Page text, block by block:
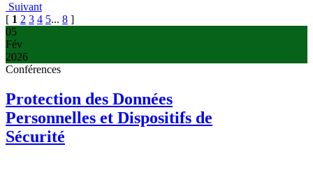
Suivant
[ 1 2 3 4 5... 8 ]
05
Fév
2026
Conférences
Protection des Données
Personnelles et Dispositifs de
Sécurité